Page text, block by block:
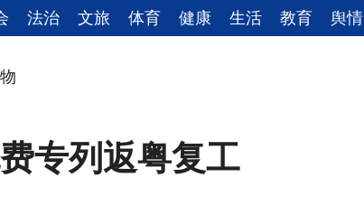
法治 文旅 体育 健康 生活 教育 舆情
专列返粤复工